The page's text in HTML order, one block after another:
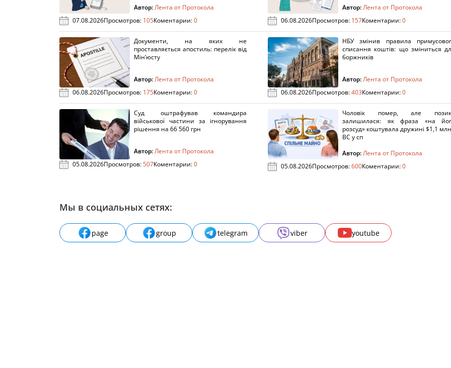
Автор:Лента от Протокола
07.08.2026Просмотров: 105Коментарии:0
Автор:Лента от Протокола
06.08.2026Просмотров: 157Коментарии:0
Документи, на яких не
проставляється апостиль: перелік від
Мін’юсту
Автор:Лента от Протокола
06.08.2026Просмотров: 175Коментарии:0
НБУ змінив правила
списання коштів: що зміниться
боржників
Автор:Лента от Протокола
06.08.2026Просмотров:403Коментарии:0
Суд оштрафував командира
військової частини за ігнорування
рішення на 66 560 грн
Автор:Лента от Протокола
05.08.2026Просмотров:507Коментарии:0
Чоловік помер, але
залишилася: як фраза «на
розсуд» коштувала дружині $1,1
ВС у сп
Автор:Лента от Протокола
05.08.2026Просмотров:600Коментарии:0
Мы в социальных сетях:
page group telegram viber youtube